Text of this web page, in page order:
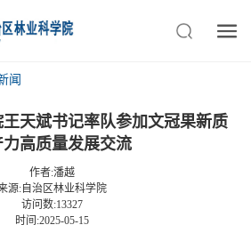
闻
王天斌书记率队参加文冠果新质
力高质量发展交流
作者:潘越
源:自治区林业科学院
访问数:13327
时间:2025-05-15